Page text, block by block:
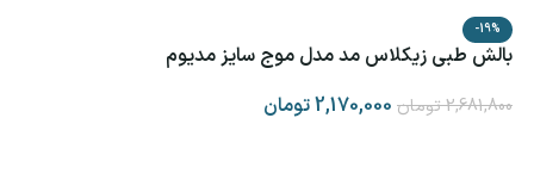
-19%
بالش طبی زیکلاس مد مدل موج سایز مدیوم
2,681,800تومان 2,170,000تومان